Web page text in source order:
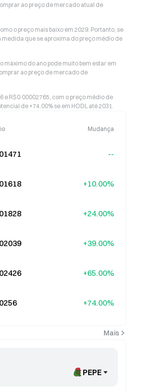
ao preço de mercado atual de
o preço mais baixo em 2029. Portanto, se
medida que se aproxima do preço médio de
máximo do ano pode muito bem estar em
ao preço de mercado de
e R$0.00002765, com o preço médio de
de +74.00% se em HODL até 2031.
Mudança
--
+10.00%
+24.00%
+39.00%
+65.00%
+74.00%
Mais
PEPE